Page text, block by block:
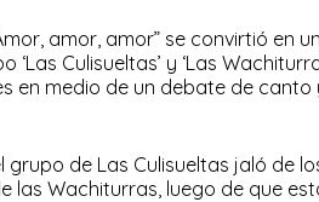
amor, amor” se convirtió en
Culisueltas’ y ‘Las
en medio de un debate de canto
grupo de Las Culisueltas jaló de
las Wachiturras, luego de que